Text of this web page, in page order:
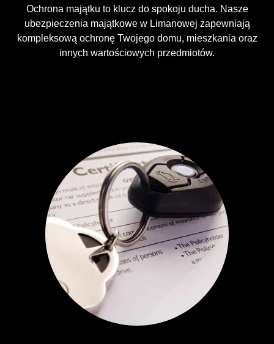
Ochrona majątku to klucz do spokoju ducha. Nasze
ubezpieczenia majątkowe w Limanowej zapewniają
kompleksową ochronę Twojego domu, mieszkania oraz
innych wartościowych przedmiotów.